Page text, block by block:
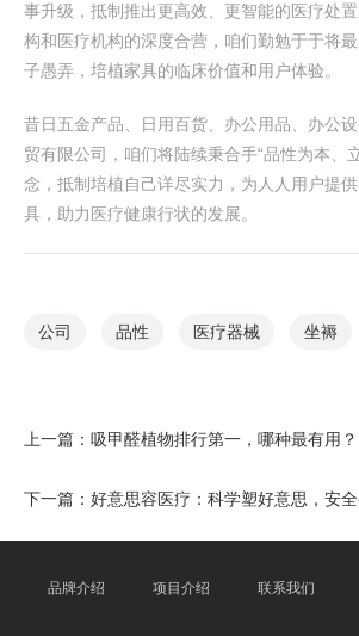
事升级，抵制推出更高效、更智能的医疗处
构和医疗机构的深度合营，咱们勤勉于于将
子愚弄，培植家具的临床价值和用户体验。
昔日五金产品、日用百货、办公用品、办公
贸有限公司，咱们将陆续秉合手“品性为本、
念，抵制培植自己详尽实力，为人人用户提
具，助力医疗健康行状的发展。
公司 品性 医疗器械 坐褥
上一篇： 吸甲醛植物排行第一，哪种最有用？
下一篇： 好意思容医疗：科学塑好意思，安
品牌介绍 项目介绍 联系我们